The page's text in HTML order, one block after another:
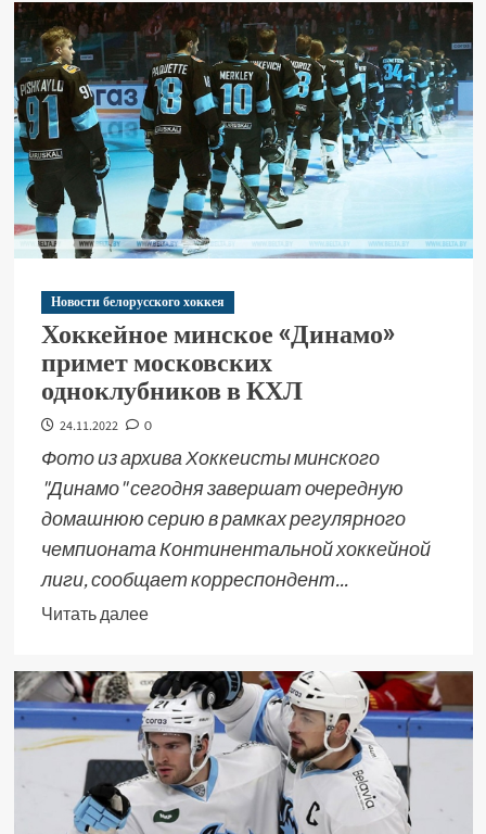
Новости белорусского хоккея
Хоккейное минское «Динамо»
примет московских
одноклубников в КХЛ
24.11.2022 0
Фото из архива Хоккеисты минского
"Динамо" сегодня завершат очередную
домашнюю серию в рамках регулярного
чемпионата Континентальной хоккейной
лиги, сообщает корреспондент...
Читать далее